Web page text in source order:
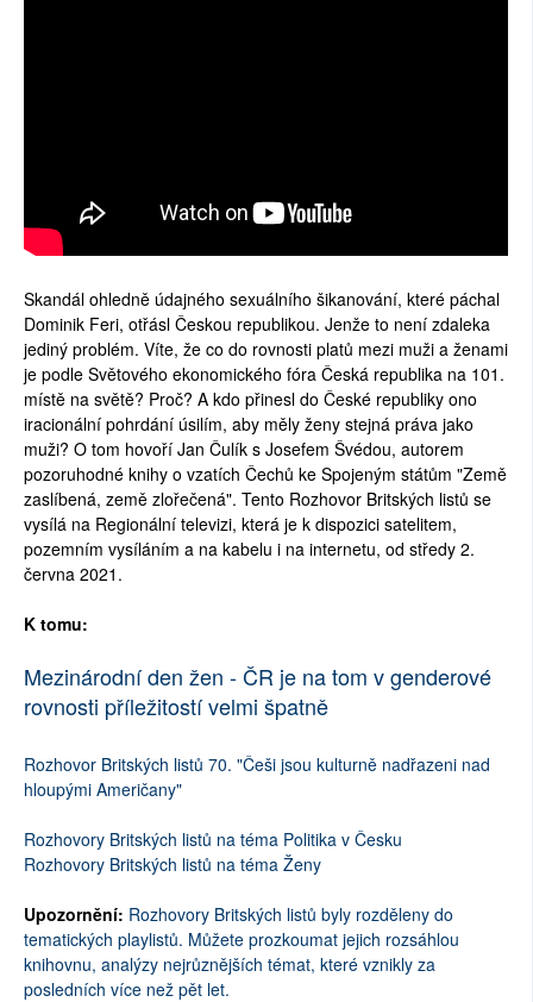
Skandál ohledně údajného sexuálního šikanování, které páchal
Dominik Feri, otřásl Českou republikou. Jenže to není zdaleka
jediný problém. Víte, že co do rovnosti platů mezi muži a ženami
je podle Světového ekonomického fóra Česká republika na 101.
místě na světě? Proč? A kdo přinesl do České republiky ono
iracionální pohrdání úsilím, aby měly ženy stejná práva jako
muži? O tom hovoří Jan Čulík s Josefem Švédou, autorem
pozoruhodné knihy o vzatích Čechů ke Spojeným státům "Země
zaslíbená, země zlořečená". Tento Rozhovor Britských listů se
vysílá na Regionální televizi, která je k dispozici satelitem,
pozemním vysíláním a na kabelu i na internetu, od středy 2.
června 2021.
K tomu:
Mezinárodní den žen - ČR je na tom v genderové
rovnosti příležitostí velmi špatně
Rozhovor Britských listů 70. "Češi jsou kulturně nadřazeni nad
hloupými Američany"
Rozhovory Britských listů na téma Politika v Česku
Rozhovory Britských listů na téma Ženy
Upozornění: Rozhovory Britských listů byly rozděleny do
tematických playlistů. Můžete prozkoumat jejich rozsáhlou
knihovnu, analýzy nejrůznějších témat, které vznikly za
posledních více než pět let.